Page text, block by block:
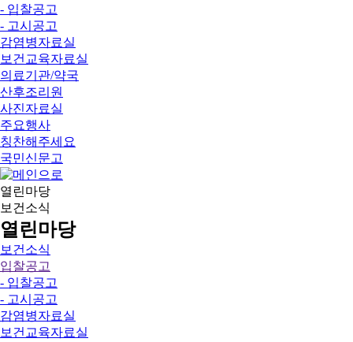
- 입찰공고
- 고시공고
감염병자료실
보건교육자료실
의료기관/약국
산후조리원
사진자료실
주요행사
칭찬해주세요
국민신문고
열린마당
보건소식
열린마당
보건소식
입찰공고
- 입찰공고
- 고시공고
감염병자료실
보건교육자료실